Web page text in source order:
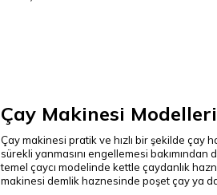
Çay Makinesi Modelleri
Çay makinesi pratik ve hızlı bir şekilde çay
sürekli yanmasını engellemesi
temel çaycı modelinde kettle çaydanlık
makinesi demlik haznesinde poşet çay ya